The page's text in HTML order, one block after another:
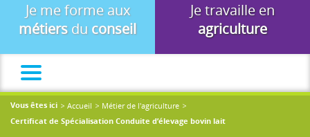
Je me forme aux
métiersdu conseil
Je travaille en
agriculture
Vous êtes ici Accueil Métier de l'agriculture
Certificat de Spécialisation Conduite d’élevage bovin lait